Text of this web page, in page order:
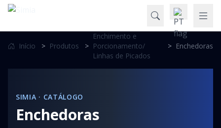
Início > Produtos >
Enchimento e
Porcionamento/
Linhas de Picados
> Enchedoras
SIMIA · CATÁLOGO
Enchedoras